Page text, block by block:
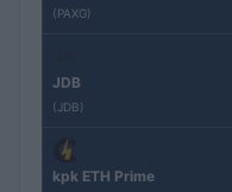
(PAXG)
JDB
(JDB)
kpk ETH Prime